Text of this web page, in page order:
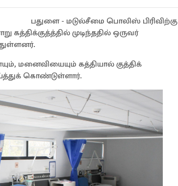
பதுளை - மடுல்சீமை பொலிஸ் பிரிவிற்கு
கத்திக்குத்த்தில் முடிந்ததில் ஒருவர்
மனைவியையும் கத்தியால் குத்திக்
கொண்டுள்ளார்.